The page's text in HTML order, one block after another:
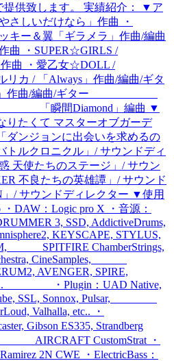
提供致します。 実績紹介： ▼ア
さしいだけなら」作曲 ・
キー＆翼「ギラメラ」作曲/編曲
曲 ・SUPER☆GIRLS /
作曲 ・愛乙女☆DOLL /
リカ / 「Always」作曲/編曲/ギタ
曲/編曲/ギター
「瞬間Diamond」編曲 ▼
りたくて マスターオブガーデ
ダンジョンに出会いを求めるの
トルクロニクル」/ サウンドディ
天使たちのステージ」/ サウン
不良たちの英雄譚」/ サウンド
/ サウンドディレクター ▼使用
DAW：Logic pro X ・音源：
3, SSD, AddictiveDrums,
KEYSCAPE, STYLUS,
SPITFIRE ChamberStrings,
CineSamples,
AVENGER, SPIRE,
etc.. ・Plugin：UAD Native,
SSL, Sonnox, Pulsar,
Valhalla, etc.. ・
Gibson ES335, Strandberg
CustomStrat ・
2N CWE ・ElectricBass：